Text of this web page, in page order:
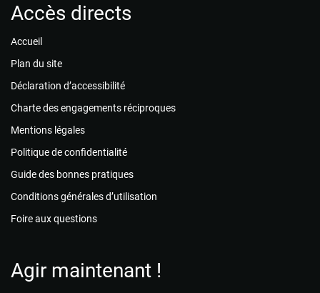
Accès directs
Accueil
Plan du site
Déclaration d’accessibilité
Charte des engagements réciproques
Mentions légales
Politique de confidentialité
Guide des bonnes pratiques
Conditions générales d’utilisation
Foire aux questions
Agir maintenant !